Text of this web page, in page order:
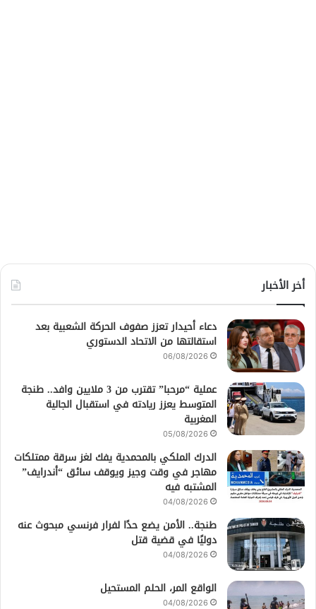
أخر الأخبار
دعاء أحيدار تعزز صفوف الحركة الشعبية بعد
استقالتها من الاتحاد الدستوري
06/08/2026
عملية “مرحبا” تقترب من 3 ملايين وافد.. طنجة
المتوسط يعزز ريادته في استقبال الجالية
المغربية
05/08/2026
الدرك الملكي بالمحمدية يفك لغز سرقة ممتلكات
مهاجر في وقت وجيز ويوقف سائق “أندرايف”
المشتبه فيه
04/08/2026
طنجة.. الأمن يضع حدًا لفرار فرنسي مبحوث عنه
دوليًا في قضية قتل
04/08/2026
الواقع المر، الحلم المستحيل
04/08/2026